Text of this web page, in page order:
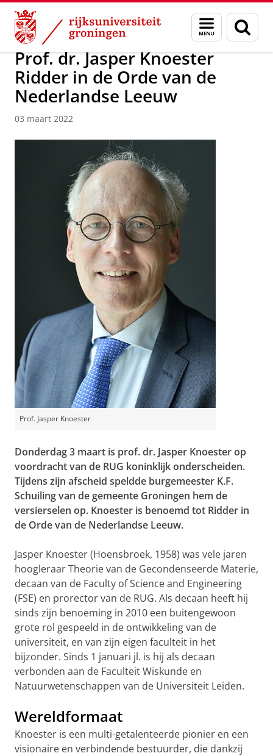
Skip
Content
Skip
Navigation
Menu
en
zoeken
Onderzoek News
Prof. dr. Jasper Knoester
Ridder in de Orde van de
Nederlandse Leeuw
03 maart 2022
Prof. Jasper Knoester
Donderdag 3 maart is prof. dr. Jasper Knoester op
voordracht van de RUG koninklijk onderscheiden.
Tijdens zijn afscheid speldde burgemeester K.F.
Schuiling van de gemeente Groningen hem de
versierselen op. Knoester is benoemd tot Ridder in
de Orde van de Nederlandse Leeuw.
Jasper Knoester (Hoensbroek, 1958) was vele jaren
hoogleraar Theorie van de Gecondenseerde Materie,
decaan van de Faculty of Science and Engineering
(FSE) en prorector van de RUG. Als decaan heeft hij
sinds zijn benoeming in 2010 een buitengewoon
grote rol gespeeld in de ontwikkeling van de
universiteit, en van zijn eigen faculteit in het
bijzonder. Sinds 1 januari jl. is hij als decaan
verbonden aan de Faculteit Wiskunde en
Natuurwetenschappen van de Universiteit Leiden.
Wereldformaat
Knoester is een multi-getalenteerde pionier en een
visionaire en verbindende bestuurder, die dankzij